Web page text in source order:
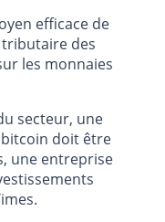
efficace de
des
les monnaies
secteur, une
bitcoin doit être
une entreprise